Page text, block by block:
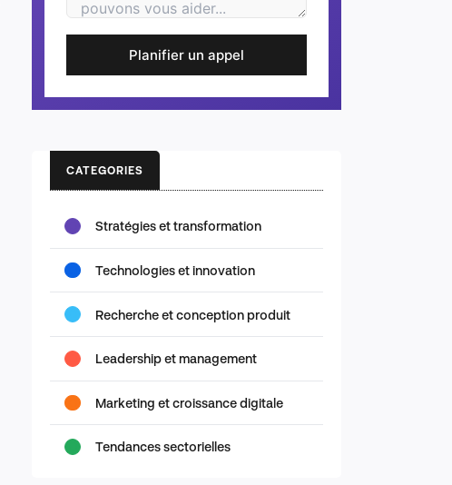
Planifier un appel
CATEGORIES
Stratégies et transformation
Technologies et innovation
Recherche et conception produit
Leadership et management
Marketing et croissance digitale
Tendances sectorielles